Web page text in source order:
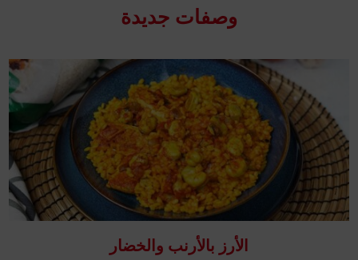
وصفات جدیدة
الأرز بالأرنب والخضار